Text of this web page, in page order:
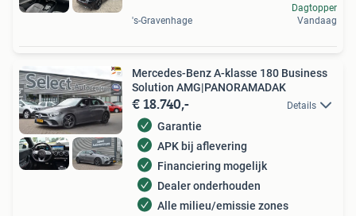
's-Gravenhage
Dagtopper
Vandaag
Mercedes-Benz A-klasse 180 Business
Solution AMG|PANORAMADAK
€ 18.740,- Details
Garantie
APK bij aflevering
Financiering mogelijk
Dealer onderhouden
Alle milieu/emissie zones